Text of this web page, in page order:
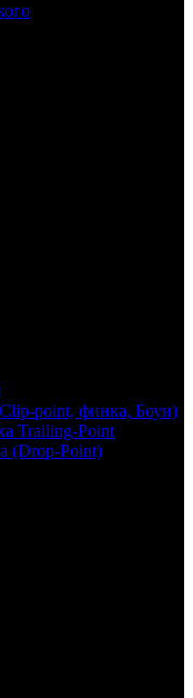
point, финка, Боуи)
Trailing-Point
(Drop-Point)